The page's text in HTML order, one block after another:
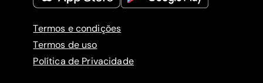
Termos e condições
Termos de uso
Política de Privacidade